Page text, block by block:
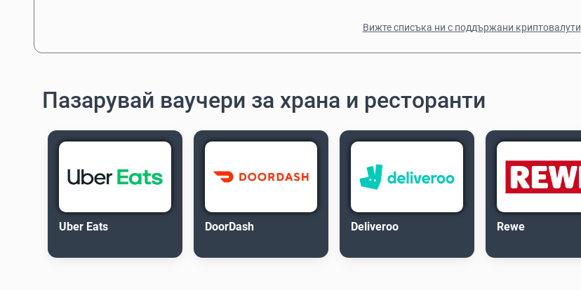
Вижте списъка ни с поддържани криптовалути
Пазарувай ваучери за храна и ресторанти
Uber Eats DoorDash Deliveroo Rewe